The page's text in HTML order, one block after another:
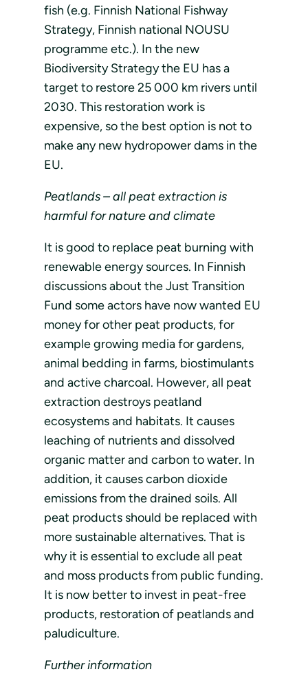
fish (e.g. Finnish National Fishway
Strategy, Finnish national NOUSU
programme etc.). In the new
Biodiversity Strategy the EU has a
target to restore 25 000 km rivers until
2030. This restoration work is
expensive, so the best option is not to
make any new hydropower dams in the
EU.
Peatlands – all peat extraction is
harmful for nature and climate
It is good to replace peat burning with
renewable energy sources. In Finnish
discussions about the Just Transition
Fund some actors have now wanted EU
money for other peat products, for
example growing media for gardens,
animal bedding in farms, biostimulants
and active charcoal. However, all peat
extraction destroys peatland
ecosystems and habitats. It causes
leaching of nutrients and dissolved
organic matter and carbon to water. In
addition, it causes carbon dioxide
emissions from the drained soils. All
peat products should be replaced with
more sustainable alternatives. That is
why it is essential to exclude all peat
and moss products from public funding.
It is now better to invest in peat-free
products, restoration of peatlands and
paludiculture.
Further information